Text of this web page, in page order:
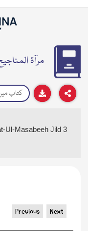
مرآۃ
Ul-Masabeeh Jild 3
Previous Next